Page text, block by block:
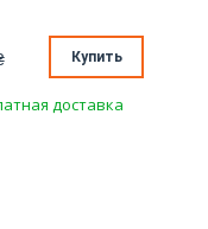
Купить
доставка